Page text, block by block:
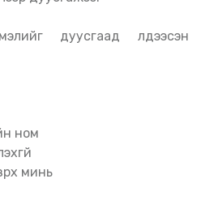
дуусгаад үлдээсэн
ном
минь